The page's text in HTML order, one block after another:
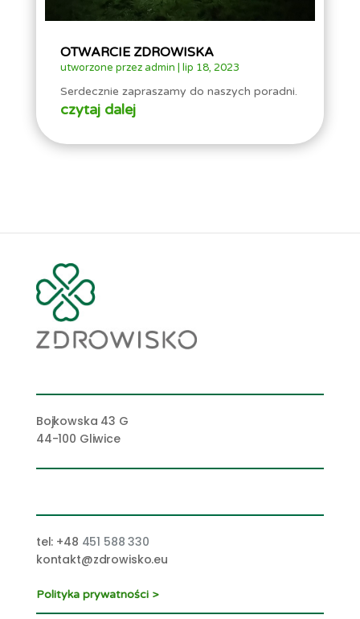
OTWARCIE ZDROWISKA
utworzone przezadmin | lip 18, 2023
Serdecznie zapraszamy do naszych poradni.
czytaj dalej
Bojkowska 43 G
44-100 Gliwice
tel: +48 451 588 330
kontakt@zdrowisko.eu
Polityka prywatności >